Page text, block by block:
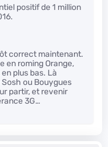
positif de 1 million
correct maintenant.
en roming Orange,
plus bas. Là
Sosh ou Bouygues
partir, et revenir
3G…